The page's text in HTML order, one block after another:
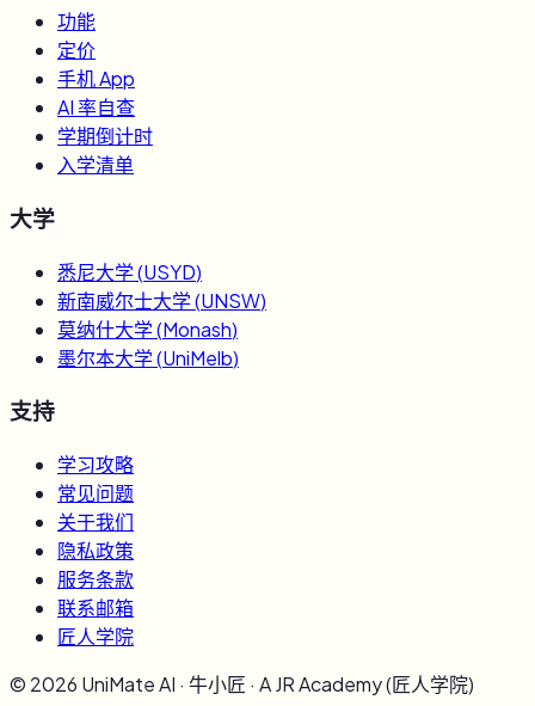
功能
定价
手机 App
AI 率自查
学期倒计时
入学清单
大学
悉尼大学(USYD)
新南威尔士大学(UNSW)
莫纳什大学(Monash)
墨尔本大学(UniMelb)
支持
学习攻略
常见问题
关于我们
隐私政策
服务条款
联系邮箱
匠人学院
© 2026 UniMate AI · 牛小匠 · A JR Academy (匠人学院)